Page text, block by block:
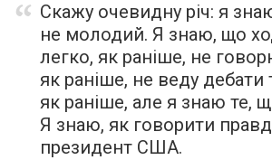
Скажу очевидну річ: я
не молодий. Я знаю, що
легко, як раніше, не
як раніше, не веду дебати
як раніше, але я знаю те,
Я знаю, як говорити
президент США.